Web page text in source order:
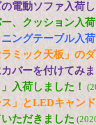
電動ソファ入荷
、クッション入
ングテーブル入
ミック天板」の
バーを付けてみ
入荷しました！
」とLEDキャン
ただきました